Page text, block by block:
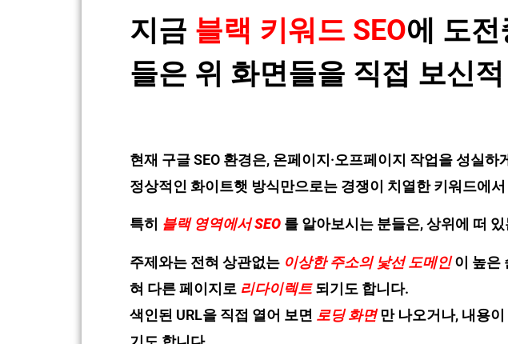
지금 블랙 키워드 SEO에 도
들은 위 화면들을 직접 보신
현재 구글 SEO 환경은, 온페이지·오프페이지 작업을 성실
정상적인 화이트햇 방식만으로는 경쟁이 치열한 키워드에
특히 블랙 영역에서 SEO 를 알아보시는 분들은, 상위에 떠
주제와는 전혀 상관없는 이상한 주소의 낯선 도메인이 높은
혀 다른 페이지로 리다이렉트되기도 합니다.
색인된 URL을 직접 열어 보면 로딩 화면만 나오거나, 내용